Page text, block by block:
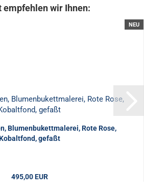
wir Ihnen:
NEU
Blumenbukettmalerei, Rote Rose,
gefaßt
495,00 EUR